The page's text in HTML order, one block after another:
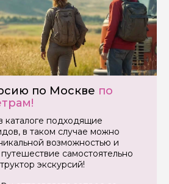
по Москве по
каталоге подходящие
в таком случае можно
возможностью и
самостоятельно
экскурсий!